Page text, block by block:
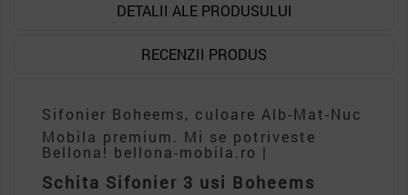
DETALII ALE PRODUSULUI
RECENZII PRODUS
Sifonier Boheems, culoare Alb-Mat-Nuc
Mobila premium. Mi se potriveste
Bellona! bellona-mobila.ro |
Schita Sifonier 3 usi Boheems